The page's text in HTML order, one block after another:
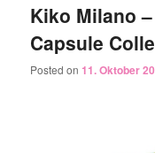
Kiko Milano
Capsule
Posted on11. Oktober